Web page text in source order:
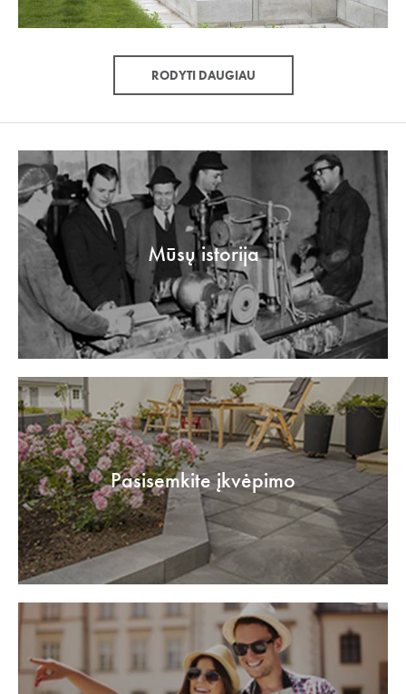
RODYTI DAUGIAU
Mūsų istorija
Pasisemkite įkvėpimo